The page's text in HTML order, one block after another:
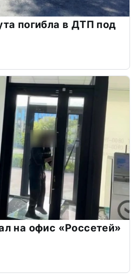
погибла в ДТП под
на офис «Россетей»